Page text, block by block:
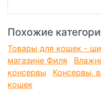
Похожие
Товары для кошек -
магазине Филя
консервы
Консервы,
кошек